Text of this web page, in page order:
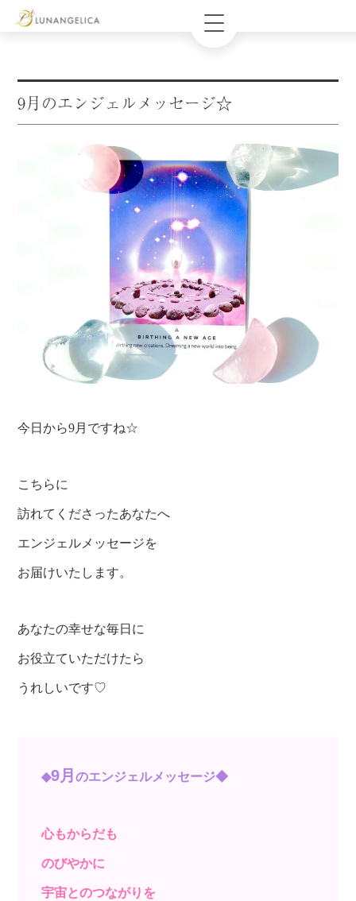
9月のエンジェルメッセージ☆
今日から9月ですね☆
こちらに
訪れてくださったあなたへ
エンジェルメッセージを
お届けいたします。
あなたの幸せな毎日に
お役立ていただけたら
うれしいです♡
◆9月のエンジェルメッセージ◆
心もからだも
のびやかに
宇宙とのつながりを